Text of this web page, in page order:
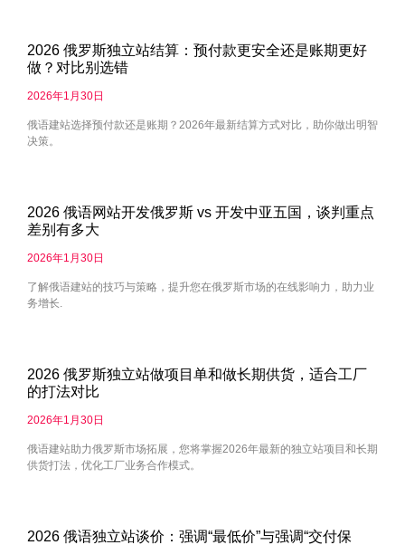
2026 俄罗斯独立站结算：预付款更安全还是账期更好
做？对比别选错
2026年1月30日
俄语建站选择预付款还是账期？2026年最新结算方式对比，助你做出明智
决策。
2026 俄语网站开发俄罗斯 vs 开发中亚五国，谈判重点
差别有多大
2026年1月30日
了解俄语建站的技巧与策略，提升您在俄罗斯市场的在线影响力，助力业
务增长.
2026 俄罗斯独立站做项目单和做长期供货，适合工厂
的打法对比
2026年1月30日
俄语建站助力俄罗斯市场拓展，您将掌握2026年最新的独立站项目和长期
供货打法，优化工厂业务合作模式。
2026 俄语独立站谈价：强调“最低价”与强调“交付保